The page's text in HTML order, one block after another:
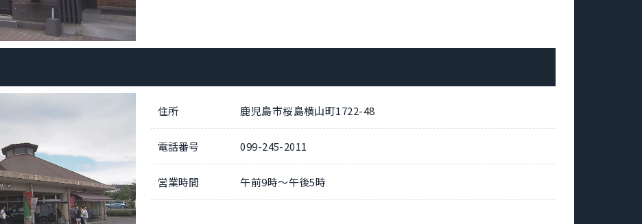
住所 鹿児島市桜島横山町1722-48
電話番号 099-245-2011
営業時間 午前9時～午後5時